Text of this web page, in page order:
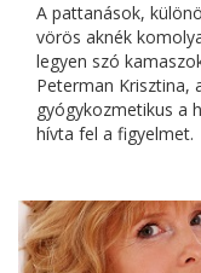
A pattanások,
vörös aknék
legyen szó
Peterman Krisztina,
gyógykozmetikus a
hívta fel a figyelmet.